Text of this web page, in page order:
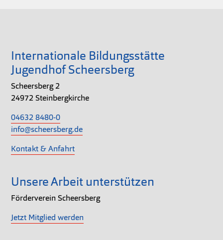
Internationale Bildungsstätte
Jugendhof Scheersberg
Scheersberg 2
24972 Steinbergkirche
04632 8480-0
info@scheersberg.de
Kontakt & Anfahrt
Unsere Arbeit unterstützen
Förderverein Scheersberg
Jetzt Mitglied werden